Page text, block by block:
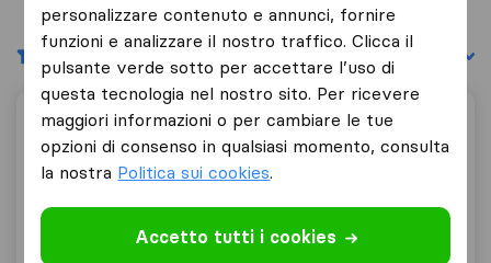
Filtri Filtra per:
FERCAM Removals & Relocations
11
personalizzare contenuto e annunci, fornire
funzioni e analizzare il nostro traffico. Clicca il
pulsante verde sotto per accettare l’uso di
questa tecnologia nel nostro sito. Per ricevere
maggiori informazioni o per cambiare le tue
opzioni di consenso in qualsiasi momento, consulta
la nostra Politica sui cookies.
Accetto tutti i cookies